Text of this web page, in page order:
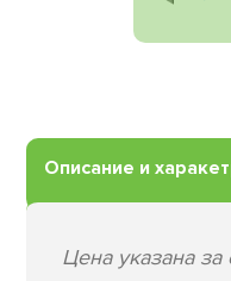
Описание и
Цена указана